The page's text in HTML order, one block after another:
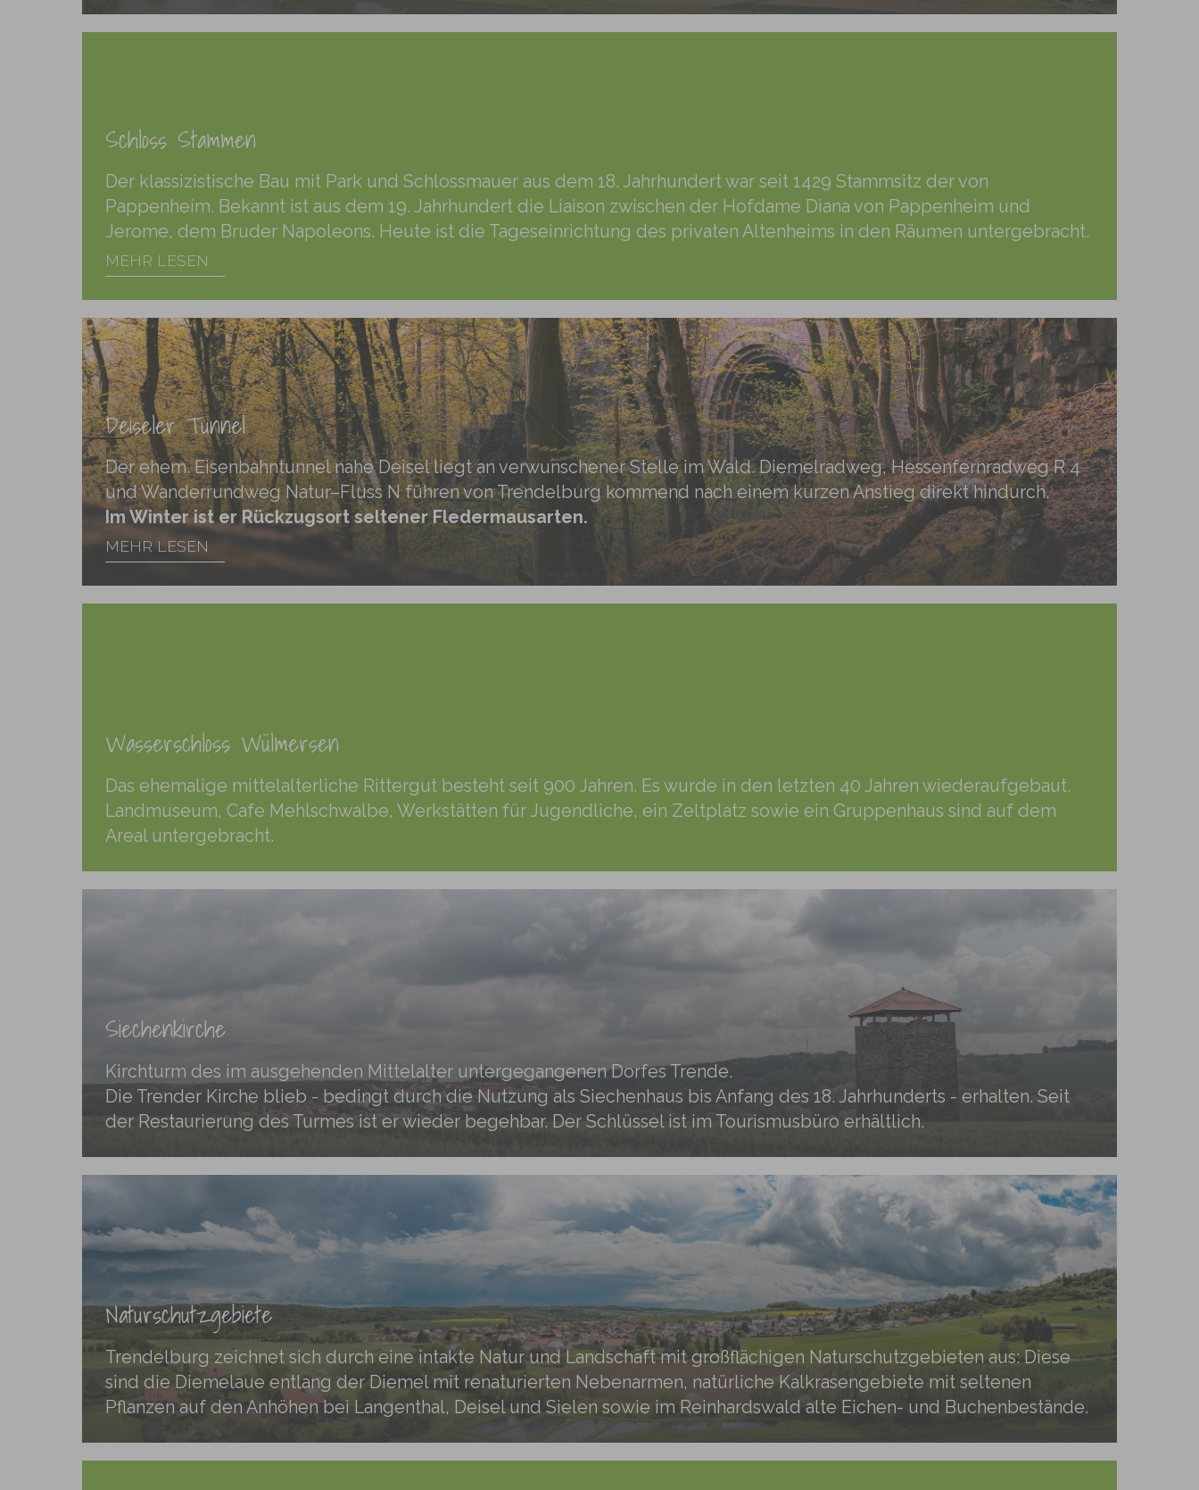
Schloss Stammen
Der klassizistische Bau mit Park und Schlossmauer aus dem 18. Jahrhundert war seit 1429 Stammsitz der von
Pappenheim. Bekannt ist aus dem 19. Jahrhundert die Liaison zwischen der Hofdame Diana von Pappenheim und
Jerome, dem Bruder Napoleons. Heute ist die Tageseinrichtung des privaten Altenheims in den Räumen untergebracht.
MEHR LESEN
Deiseler Tunnel
Der ehem. Eisenbahntunnel nahe Deisel liegt an verwunschener Stelle im Wald. Diemelradweg, Hessenfernradweg R 4
und Wanderrundweg Natur–Fluss N führen von Trendelburg kommend nach einem kurzen Anstieg direkt hindurch.
Im Winter ist er Rückzugsort seltener Fledermausarten.
MEHR LESEN
Wasserschloss Wülmersen
Das ehemalige mittelalterliche Rittergut besteht seit 900 Jahren. Es wurde in den letzten 40 Jahren wiederaufgebaut.
Landmuseum, Cafe Mehlschwalbe, Werkstätten für Jugendliche, ein Zeltplatz sowie ein Gruppenhaus sind auf dem
Areal untergebracht.
Siechenkirche
Kirchturm des im ausgehenden Mittelalter untergegangenen Dorfes Trende.
Die Trender Kirche blieb - bedingt durch die Nutzung als Siechenhaus bis Anfang des 18. Jahrhunderts - erhalten. Seit
der Restaurierung des Turmes ist er wieder begehbar. Der Schlüssel ist im Tourismusbüro erhältlich.
Naturschutzgebiete
Trendelburg zeichnet sich durch eine intakte Natur und Landschaft mit großflächigen Naturschutzgebieten aus: Diese
sind die Diemelaue entlang der Diemel mit renaturierten Nebenarmen, natürliche Kalkrasengebiete mit seltenen
Pflanzen auf den Anhöhen bei Langenthal, Deisel und Sielen sowie im Reinhardswald alte Eichen- und Buchenbestände.